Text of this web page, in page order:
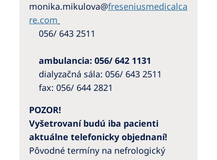
monika.mikulova@freseniusmedicalca
re.com
056/ 643 2511
ambulancia: 056/ 642 1131
dialyzačná sála: 056/ 643 2511
fax: 056/ 644 2821
POZOR!
Vyšetrovaní budú iba pacienti
aktuálne telefonicky objednaní!
Pôvodné termíny na nefrologický